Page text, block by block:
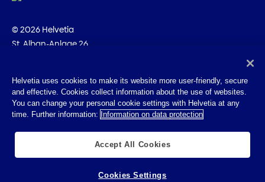
© 2026 Helvetia
St. Alban-Anlage 26
Impressum
Rechtliche Hinweise
Helvetia uses cookies to make its website more user-friendly, secure
and effective. Cookies collect information about the use of websites.
You can change your personal cookie settings with Helvetia at any
time. Further information: Information on data protection
Accept All Cookies
Cookies Settings